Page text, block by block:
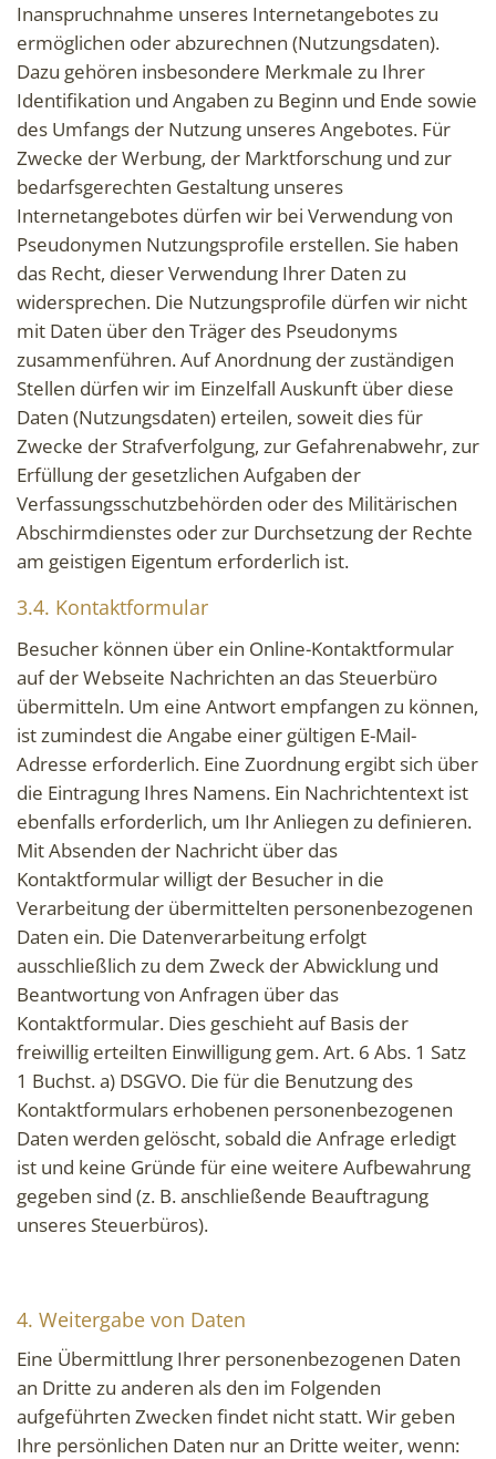
Inanspruchnahme unseres Internetangebotes zu
ermöglichen oder abzurechnen (Nutzungsdaten).
Dazu gehören insbesondere Merkmale zu Ihrer
Identifikation und Angaben zu Beginn und Ende sowie
des Umfangs der Nutzung unseres Angebotes. Für
Zwecke der Werbung, der Marktforschung und zur
bedarfsgerechten Gestaltung unseres
Internetangebotes dürfen wir bei Verwendung von
Pseudonymen Nutzungsprofile erstellen. Sie haben
das Recht, dieser Verwendung Ihrer Daten zu
widersprechen. Die Nutzungsprofile dürfen wir nicht
mit Daten über den Träger des Pseudonyms
zusammenführen. Auf Anordnung der zuständigen
Stellen dürfen wir im Einzelfall Auskunft über diese
Daten (Nutzungsdaten) erteilen, soweit dies für
Zwecke der Strafverfolgung, zur Gefahrenabwehr, zur
Erfüllung der gesetzlichen Aufgaben der
Verfassungsschutzbehörden oder des Militärischen
Abschirmdienstes oder zur Durchsetzung der Rechte
am geistigen Eigentum erforderlich ist.
3.4. Kontaktformular
Besucher können über ein Online-Kontaktformular
auf der Webseite Nachrichten an das Steuerbüro
übermitteln. Um eine Antwort empfangen zu können,
ist zumindest die Angabe einer gültigen E-Mail-
Adresse erforderlich. Eine Zuordnung ergibt sich über
die Eintragung Ihres Namens. Ein Nachrichtentext ist
ebenfalls erforderlich, um Ihr Anliegen zu definieren.
Mit Absenden der Nachricht über das
Kontaktformular willigt der Besucher in die
Verarbeitung der übermittelten personenbezogenen
Daten ein. Die Datenverarbeitung erfolgt
ausschließlich zu dem Zweck der Abwicklung und
Beantwortung von Anfragen über das
Kontaktformular. Dies geschieht auf Basis der
freiwillig erteilten Einwilligung gem. Art. 6 Abs. 1 Satz
1 Buchst. a) DSGVO. Die für die Benutzung des
Kontaktformulars erhobenen personenbezogenen
Daten werden gelöscht, sobald die Anfrage erledigt
ist und keine Gründe für eine weitere Aufbewahrung
gegeben sind (z. B. anschließende Beauftragung
unseres Steuerbüros).
4. Weitergabe von Daten
Eine Übermittlung Ihrer personenbezogenen Daten
an Dritte zu anderen als den im Folgenden
aufgeführten Zwecken findet nicht statt. Wir geben
Ihre persönlichen Daten nur an Dritte weiter, wenn: